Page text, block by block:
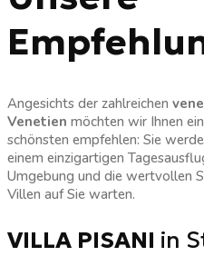
Angesichts der zahlreichen
Venetien möchten wir Ihnen
schönsten empfehlen: Sie
einem einzigartigen
Umgebung und die wertvollen
Villen auf Sie warten.
VILLA PISANI in